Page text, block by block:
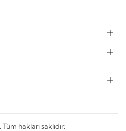
hakları saklıdır.